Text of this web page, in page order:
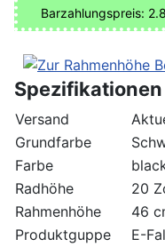
Barzahlungspreis:
Spezifikationen
Versand
Grundfarbe
Farbe
Radhöhe
20
Rahmenhöhe
46
Produktguppe
E-